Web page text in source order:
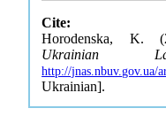
Cite:
Horodenska, K.
Ukrainian
http://jnas.nbuv.gov.ua/
Ukrainian].